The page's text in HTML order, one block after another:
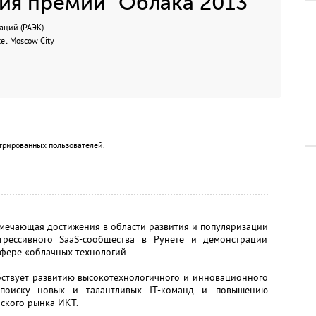
(РАЭК)
Moscow City
пользователей.
достижения в области развития и популяризации
SaaS-сообщества в Рунете и демонстрации
«облачных технологий.
развитию высокотехнологичного и инновационного
новых и талантливых IT-команд и повышению
рынка ИКТ.